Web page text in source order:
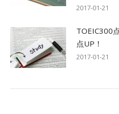
2017-01-21
TOEIC300
点UP！
2017-01-21